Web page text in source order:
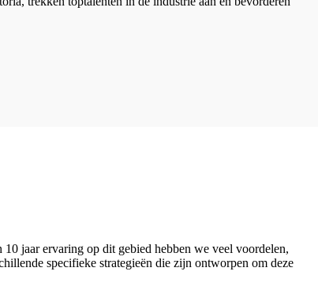
jaar ervaring op dit gebied hebben we veel voordelen,
specifieke strategieën die zijn ontworpen om deze